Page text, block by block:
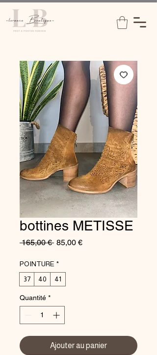
bottines METISSE
165,00 € Prix
85,00 €Prix
POINTURE *
37
40 41
Quantité *
Ajouter au panier